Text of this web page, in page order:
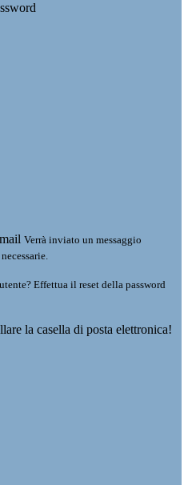
Verrà inviato un messaggio
Effettua il reset della password
la casella di posta elettronica!